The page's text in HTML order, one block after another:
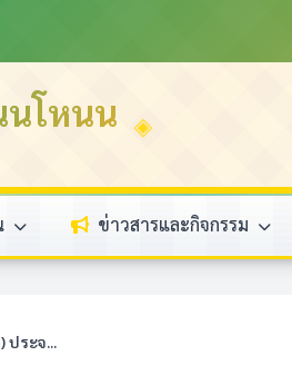
นโหนน
ข่าวสารและกิจกรรม
ประจ...